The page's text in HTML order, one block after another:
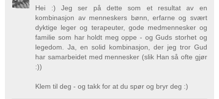
Hei :) Jeg ser på dette som et resultat av en
kombinasjon av menneskers bønn, erfarne og svært
dyktige leger og terapeuter, gode medmennesker og
familie som har holdt meg oppe - og Guds storhet og
legedom. Ja, en solid kombinasjon, der jeg tror Gud
har samarbeidet med mennesker (slik Han så ofte gjør
:))
Klem til deg - og takk for at du spør og bryr deg :)